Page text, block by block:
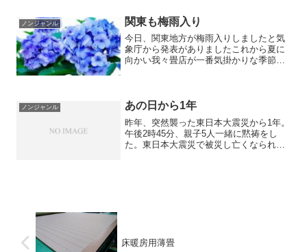
毎年恒例の成...
ノンジャンル 関東も梅雨入り
今日、関東地方が梅雨入りしましたと気
象庁から発表がありましたこれから夏に
向かい我々畳店が一番気掛かりな季節を
行ってください古い畳にカ...
ノンジャンル あの日から1年
昨年、突然襲った東日本大震災から1年。
午後2時45分、親子5人一緒に黙祷をし
た。東日本大震災で被災し亡くなられた
床暖房用薄畳